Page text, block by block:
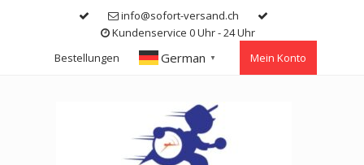
info@sofort-versand.ch
Kundenservice 0 Uhr - 24 Uhr
Bestellungen
German ▼ Mein Konto